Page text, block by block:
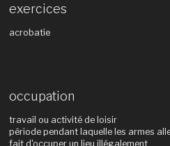
exercices
acrobatie
occupation
travail ou activité de loisir
période pendant laquelle les armes
fait d'occuper un lieu illégalement